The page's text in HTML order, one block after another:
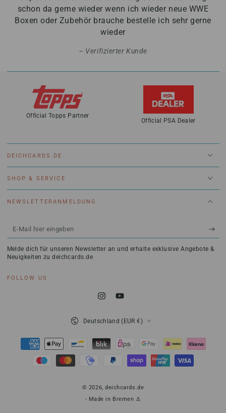
schon da gerne wieder wenn ich wieder neue WWE
Boxen oder Zubehör brauche bestelle ich sehr gerne
wieder
Verifizierter Kunde
Official Topps Partner
Official PSA Dealer
DEICHCARDS.DE
SHOP & SERVICE
NEWSLETTERANMELDUNG
E-
Mail
hier
Melde dich für unseren Newsletter an und erhalte exklusive Angebote &
Neuigkeiten zu deichcards.de
FOLLOW US
InstagramYouTube
© 2026,deichcards.de
- Made in Bremen ⚓
Deutschland (EUR €)
Zahlungsmöglichkeiten